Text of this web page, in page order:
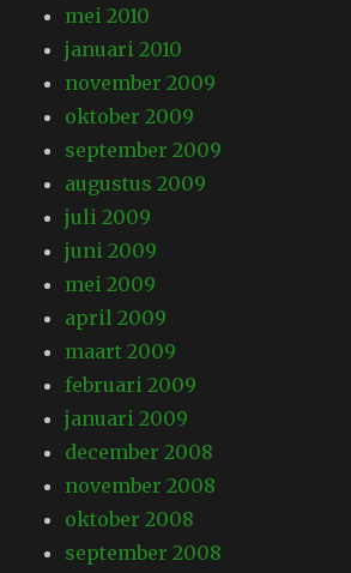
mei 2010
januari 2010
november 2009
oktober 2009
september 2009
augustus 2009
juli 2009
juni 2009
mei 2009
april 2009
maart 2009
februari 2009
januari 2009
december 2008
november 2008
oktober 2008
september 2008